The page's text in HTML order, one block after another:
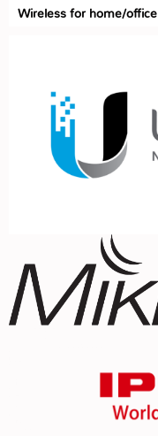
Wireless for home/office